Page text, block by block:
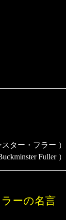
スター・フラー ）
Fuller ）
ーの名言